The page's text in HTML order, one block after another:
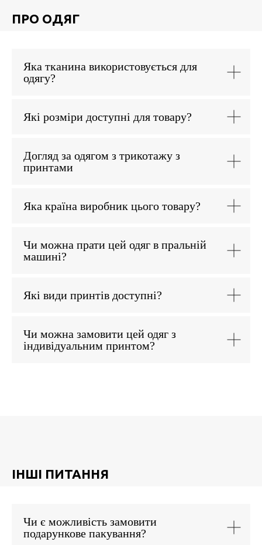
ПРО ОДЯГ
Яка тканина використовується для
одягу?
Які розміри доступні для товару?
Догляд за одягом з трикотажу з
принтами
Яка країна виробник цього товару?
Чи можна прати цей одяг в пральній
машині?
Які види принтів доступні?
Чи можна замовити цей одяг з
індивідуальним принтом?
ІНШІ ПИТАННЯ
Чи є можливість замовити
подарункове пакування?